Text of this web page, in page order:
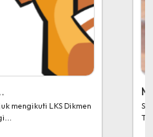
mengikuti LKS Dikmen